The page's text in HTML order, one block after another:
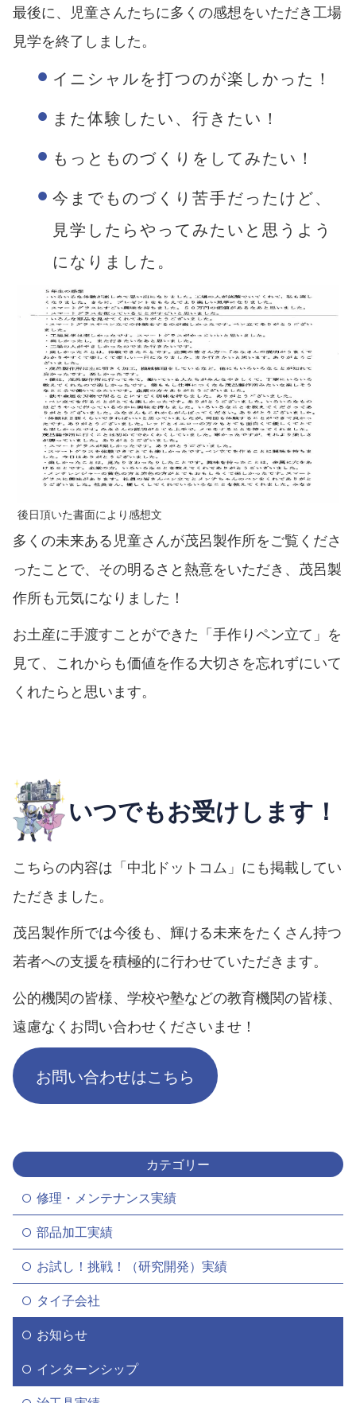
最後に、児童さんたちに多くの感想をいただき工場
見学を終了しました。
イニシャルを打つのが楽しかった！
また体験したい、行きたい！
もっとものづくりをしてみたい！
今までものづくり苦手だったけど、
見学したらやってみたいと思うよう
になりました。
後日頂いた書面により感想文
多くの未来ある児童さんが茂呂製作所をご覧くださ
ったことで、その明るさと熱意をいただき、茂呂製
作所も元気になりました！
お土産に手渡すことができた「手作りペン立て」を
見て、これからも価値を作る大切さを忘れずにいて
くれたらと思います。
いつでもお受けします！
こちらの内容は「中北ドットコム」にも掲載してい
ただきました。
茂呂製作所では今後も、輝ける未来をたくさん持つ
若者への支援を積極的に行わせていただきます。
公的機関の皆様、学校や塾などの教育機関の皆様、
遠慮なくお問い合わせくださいませ！
お問い合わせはこちら
カテゴリー
修理・メンテナンス実績
部品加工実績
お試し！挑戦！（研究開発）実績
タイ子会社
お知らせ
インターンシップ